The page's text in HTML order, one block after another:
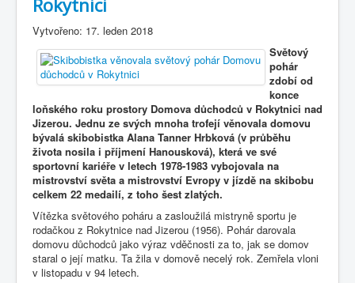
Rokytnici
Vytvořeno: 17. leden 2018
Světový
pohár
zdobí od
konce
loňského roku prostory Domova důchodců v Rokytnici nad
Jizerou. Jednu ze svých mnoha trofejí věnovala domovu
bývalá skibobistka Alana Tanner Hrbková (v průběhu
života nosila i příjmení Hanousková), která ve své
sportovní kariéře v letech 1978-1983 vybojovala na
mistrovství světa a mistrovství Evropy v jízdě na skibobu
celkem 22 medailí, z toho šest zlatých.
Vítězka světového poháru a zasloužilá mistryně sportu je
rodačkou z Rokytnice nad Jizerou (1956). Pohár darovala
domovu důchodců jako výraz vděčnosti za to, jak se domov
staral o její matku. Ta žila v domově necelý rok. Zemřela vloni
v listopadu v 94 letech.